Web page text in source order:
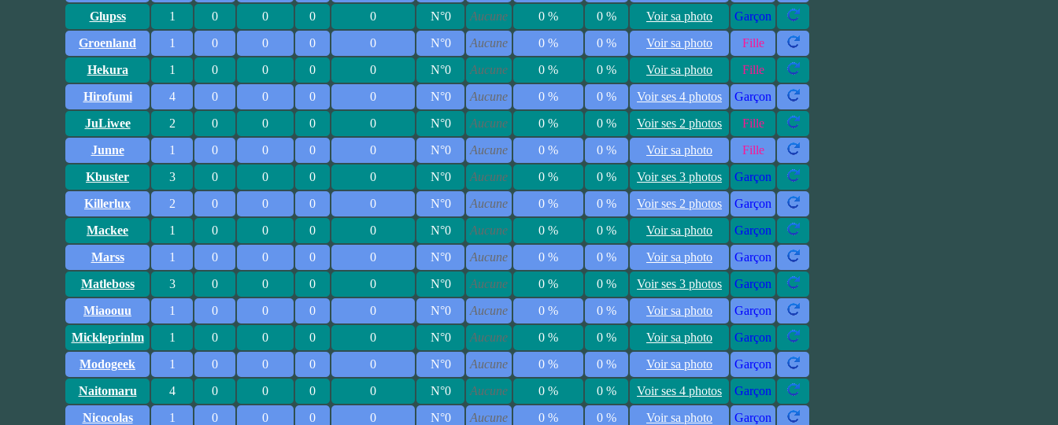
Glupss
1 0 0 0 0 N°0 Aucune 0 % 0 % Voir sa photo
Garçon
Groenland
1 0 0 0 0 N°0 Aucune 0 % 0 % Voir sa photo
Fille
Hekura
1 0 0 0 0 N°0 Aucune 0 % 0 % Voir sa photo
Fille
Hirofumi
4 0 0 0 0 N°0 Aucune 0 % 0 % Voir ses 4 photos
Garçon
JuLiwee
2 0 0 0 0 N°0 Aucune 0 % 0 % Voir ses 2 photos
Fille
Junne
1 0 0 0 0 N°0 Aucune 0 % 0 % Voir sa photo
Fille
Kbuster
3 0 0 0 0 N°0 Aucune 0 % 0 % Voir ses 3 photos
Garçon
Killerlux
2 0 0 0 0 N°0 Aucune 0 % 0 % Voir ses 2 photos
Garçon
Mackee
1 0 0 0 0 N°0 Aucune 0 % 0 % Voir sa photo
Garçon
Marss
1 0 0 0 0 N°0 Aucune 0 % 0 % Voir sa photo
Garçon
Matleboss
3 0 0 0 0 N°0 Aucune 0 % 0 % Voir ses 3 photos
Garçon
Miaoouu
1 0 0 0 0 N°0 Aucune 0 % 0 % Voir sa photo
Garçon
Mickleprinlm
1 0 0 0 0 N°0 Aucune 0 % 0 % Voir sa photo
Garçon
Modogeek
1 0 0 0 0 N°0 Aucune 0 % 0 % Voir sa photo
Garçon
Naitomaru
4 0 0 0 0 N°0 Aucune 0 % 0 % Voir ses 4 photos
Garçon
Nicocolas
1 0 0 0 0 N°0 Aucune 0 % 0 % Voir sa photo
Garçon